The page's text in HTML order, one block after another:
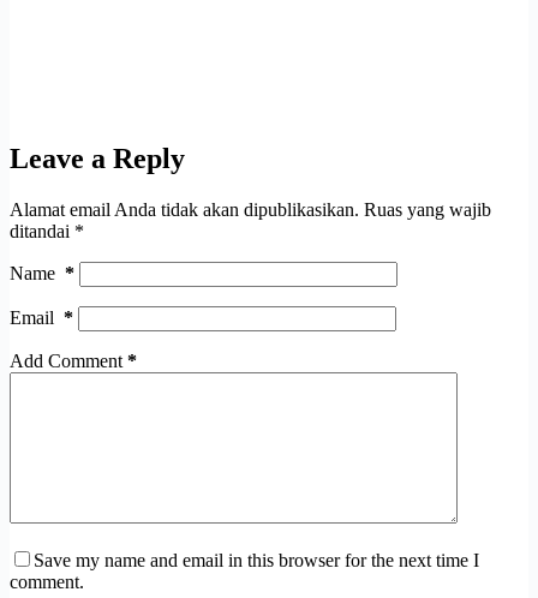
Leave a Reply
Alamat email Anda tidak akan dipublikasikan. Ruas yang wajib
ditandai *
Name *
Email *
Add Comment *
Save my name and email in this browser for the next time I
comment.